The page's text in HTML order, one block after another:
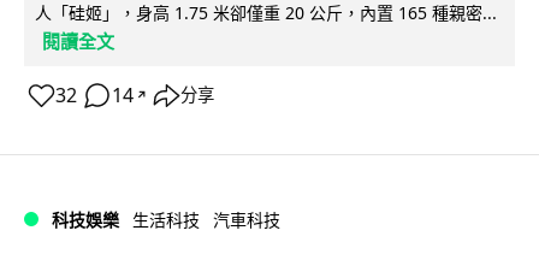
人「硅姬」，身高 1.75 米卻僅重 20 公斤，內置 165 種親密...
閱讀全文
32 14 ↗ 分享
科技娛樂 生活科技 汽車科技